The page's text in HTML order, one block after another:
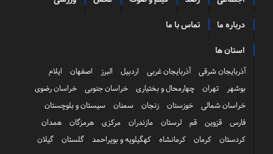
درباره ما تماس با ما
استان ها
آذربایجان شرقی آذربایجان غربی اردبیل البرز اصفهان
ایلام
بوشهر
تهران چهارمحال و بختیاری خراسان جنوبی
خراسان رضوی
خراسان شمالی
خوزستان زنجان سمنان
سیستان و بلوچستان
فارس
قزوین قم لرستان مازندران مرکزی هرمزگان
همدان
کردستان
کرمان کرمانشاه کهگیلویه و بویراحمد گلستان
گیلان